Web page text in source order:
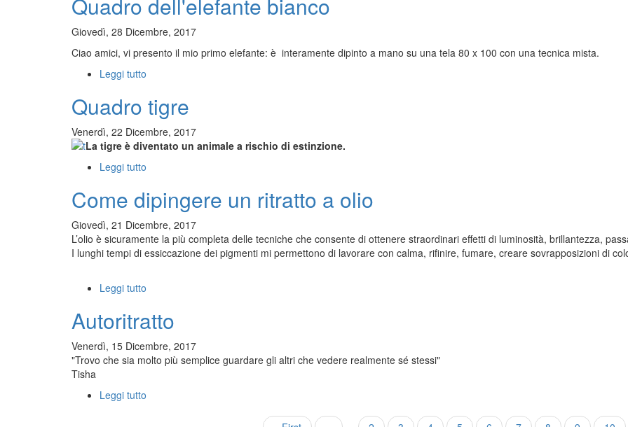
Giovedì, 28 Dicembre, 2017
Ciao amici, vi presento il mio primo elefante: è interamente dipinto a mano su una tela 80 x 100 con una tecnica mista.
Leggi tutto
dell'elefante
bianco
Quadro tigre
Venerdì, 22 Dicembre, 2017
La tigre è diventato un animale a rischio di estinzione.
Leggi tutto
tigre
Come dipingere un ritratto a olio
Giovedì, 21 Dicembre, 2017
L’olio è sicuramente la più completa delle tecniche che consente di ottenere straordinari effetti di luminosità, brillantezza,
I lunghi tempi di essiccazione dei pigmenti mi permettono di lavorare con calma, rifinire, fumare, creare sovrapposizioni di
Leggi tutto
dipingere
un
ritratto
a
Autoritratto
Venerdì, 15 Dicembre, 2017
"Trovo che sia molto più semplice guardare gli altri che vedere realmente sé stessi"
Tisha
Leggi tutto